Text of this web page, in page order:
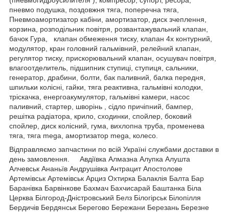
пневмо подушка, поздовжня тяга, поперечна тяга,
Пневмоамортизатор кабіни, амортизатор, диск зчеплення,
корзина, розподільник повітря, розвантажувальний клапан,
бачок Гура, клапан обмеження тиску, клапан 4х контурний,
модулятор, кран головний гальмівний, релейний клапан,
регулятор тиску, прискорювальний клапан, осушувач повітря,
влагоотделитель, підшипник ступиці, ступиця, сальники,
генератор, драбини, болти, бак паливний, балка передня,
шпильки колісні, гайки, тяга реактивна, гальмівні колодки,
тріскачка, енергоакумулятор, гальмівні камери, насос
паливний, стартер, шворінь , сідло причіпний, бампер,
решітка радіатора, крило, сходинки, спойлер, боковий
спойлер, диск колісний, гума, вихлопна труба, променева
тяга, тяга mega, амортизатор mega, колесо.
Відправляємо запчастини по всій Україні службами доставки в
день замовлення. Авдіївка Алмазна Алупка Алушта
Алчевськ Ананьїв Андрушівка Антрацит Апостолове
Артемівськ Артемівськ Арциз Охтирка Балаклія Балта Бар
Баранівка Барвінкове Бахмач Бахчисарай Баштанка Біла
Церква Білгород-Дністровський Белз Білогірськ Білопілля
Бердичів Бердянськ Берегово Бережани Березань Березне